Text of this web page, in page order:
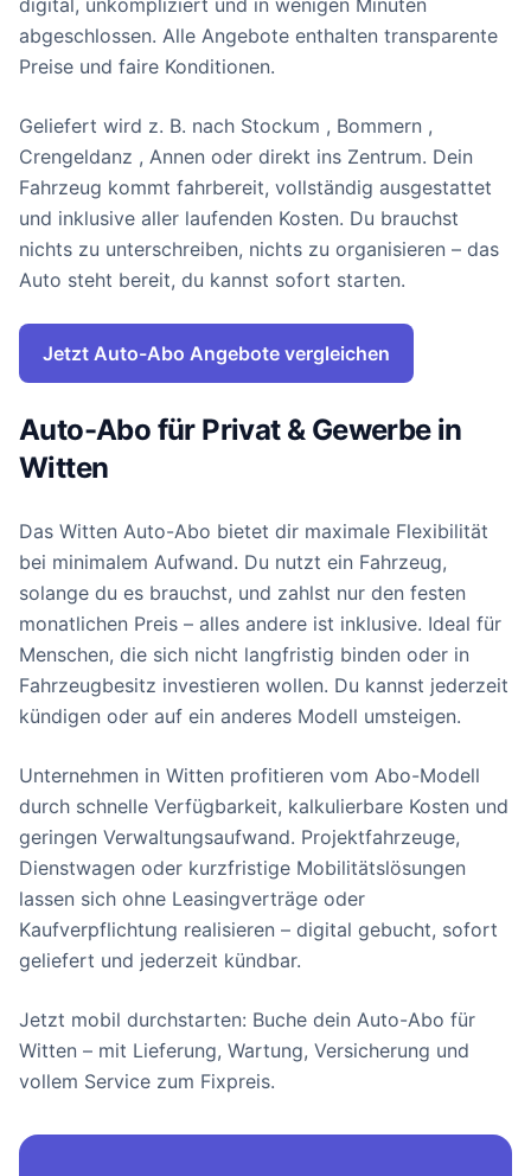
digital, unkompliziert und in wenigen Minuten
abgeschlossen. Alle Angebote enthalten transparente
Preise und faire Konditionen.
Geliefert wird z. B. nach Stockum , Bommern ,
Crengeldanz , Annen oder direkt ins Zentrum. Dein
Fahrzeug kommt fahrbereit, vollständig ausgestattet
und inklusive aller laufenden Kosten. Du brauchst
nichts zu unterschreiben, nichts zu organisieren – das
Auto steht bereit, du kannst sofort starten.
Jetzt Auto-Abo Angebote vergleichen
Auto-Abo für Privat & Gewerbe in
Witten
Das Witten Auto-Abo bietet dir maximale Flexibilität
bei minimalem Aufwand. Du nutzt ein Fahrzeug,
solange du es brauchst, und zahlst nur den festen
monatlichen Preis – alles andere ist inklusive. Ideal für
Menschen, die sich nicht langfristig binden oder in
Fahrzeugbesitz investieren wollen. Du kannst jederzeit
kündigen oder auf ein anderes Modell umsteigen.
Unternehmen in Witten profitieren vom Abo-Modell
durch schnelle Verfügbarkeit, kalkulierbare Kosten und
geringen Verwaltungsaufwand. Projektfahrzeuge,
Dienstwagen oder kurzfristige Mobilitätslösungen
lassen sich ohne Leasingverträge oder
Kaufverpflichtung realisieren – digital gebucht, sofort
geliefert und jederzeit kündbar.
Jetzt mobil durchstarten: Buche dein Auto-Abo für
Witten – mit Lieferung, Wartung, Versicherung und
vollem Service zum Fixpreis.